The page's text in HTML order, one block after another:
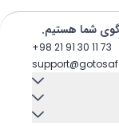
+98 21 91 30 11 73